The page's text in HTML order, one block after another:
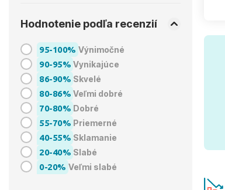
Hodnotenie podľa recenzií
95-100% Výnimočné
90-95% Vynikajúce
86-90% Skvelé
80-86% Veľmi dobré
70-80% Dobré
55-70% Priemerné
40-55% Sklamanie
20-40% Slabé
0-20% Veľmi slabé